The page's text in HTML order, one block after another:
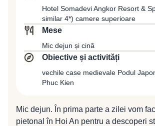
Hotel Somadevi Angkor Resort &
similar 4*) camere superioare
Mese
Mic dejun și cină
Obiective și activități
vechile case medievale Podul
Phuc Kien
Mic dejun. În prima parte a zilei vom
pietonal în Hoi An pentru a descoperi